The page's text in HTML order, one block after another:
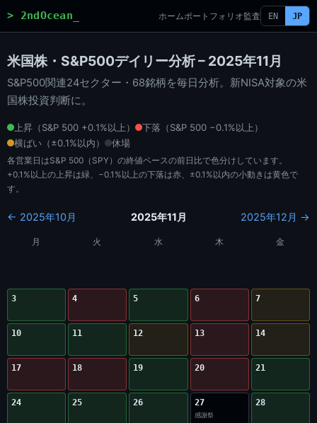
> 2ndOcean_ ホームポートフォリオ監査 EN JP
米国株・S&P500デイリー分析 – 2025年11月
S&P500関連24セクター・68銘柄を毎日分析。新NISA対象の米
国株投資判断に。
上昇（S&P 500 +0.1%以上）
下落（S&P 500 −0.1%以上）
横ばい（±0.1%以内）
休場
各営業日はS&P 500（SPY）の終値ベースの前日比で色分けしています。
+0.1%以上の上昇は緑、−0.1%以上の下落は赤、±0.1%以内の小動きは黄色で
す。
← 2025年10月 2025年11月 2025年12月 →
月 火 水 木 金
3 4 5 6 7
10 11 12 13 14
17 18 19 20 21
24 25 26 27
感謝祭
28